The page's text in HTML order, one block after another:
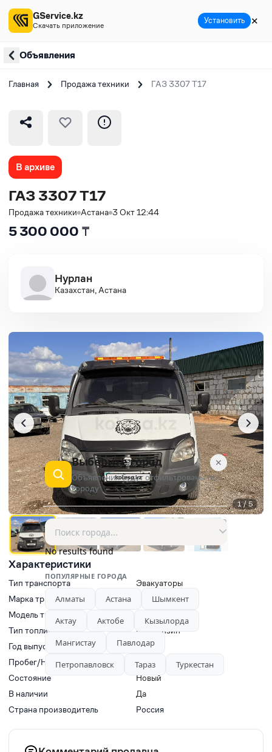
Объявления
Главная Продажа техники ГАЗ 3307 Т17
В архиве
ГАЗ 3307 Т17
Продажа техники Астана 3 Окт 12:44
5 300 000 ₸
Нурлан
Казахстан, Астана
Характеристики
Тип транспорта
Эвакуаторы
Марка транспорта
Модель транспорта
Тип топлива
Газ-Бензин
Год выпуска
2006
Пробег/Наработки двигателя
0
Состояние
Новый
В наличии
Да
Страна производитель
Россия
1 / 5
GService.kz
Скачать приложение Установить ✕
✕
Выберите город
Объявления будут отфильтрованы по
городу
No results found
ПОПУЛЯРНЫЕ ГОРОДА
Алматы Астана
Шымкент
Актау
Актобе
Кызылорда
Мангистау
Павлодар
Петропавловск
Тараз Туркестан